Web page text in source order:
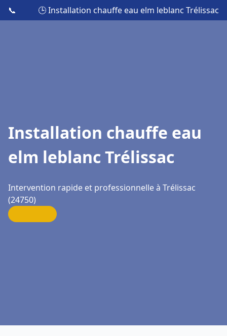
📞 🕒 Installation chauffe eau elm leblanc Trélissac
Installation chauffe eau
elm leblanc Trélissac
Intervention rapide et professionnelle à Trélissac
(24750)